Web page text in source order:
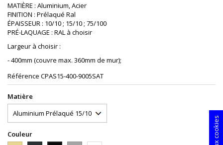
MATIÈRE : Aluminium, Acier
FINITION : Prélaqué Ral
ÉPAISSEUR : 10/10 ; 15/10 ; 75/100
PRÉ-LAQUAGE : RAL à choisir
Largeur à choisir :
- 400mm (couvre max. 360mm de mur);
Référence CPAS15-400-9005SAT
Matière
Couleur